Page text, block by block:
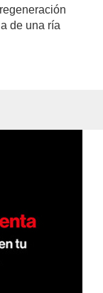
de una ría
author/AMV/